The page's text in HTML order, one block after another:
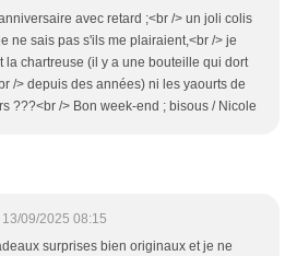
avec retard ;<br /> un joli colis
ne sais pas s'ils me plairaient,<br /> je
la chartreuse (il y a une bouteille qui dort
/> depuis des années) ni les yaourts de
???<br /> Bon week-end ; bisous / Nicole
13/09/2025 08:15
surprises bien originaux et je ne